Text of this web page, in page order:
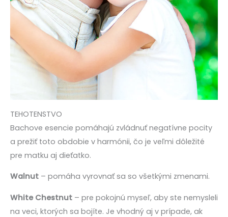
TEHOTENSTVO
Bachove esencie pomáhajú zvládnuť negatívne pocity
a prežiť toto obdobie v harmónii, čo je veľmi dôležité
pre matku aj dieťatko.
Walnut – pomáha vyrovnať sa so všetkými zmenami.
White Chestnut – pre pokojnú myseľ, aby ste nemysleli
na veci, ktorých sa bojíte. Je vhodný aj v prípade, ak